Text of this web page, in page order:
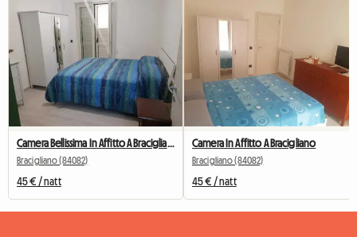
Bracigliano (84082)
45 € / natt
Camera In Affitto A Bracigliano
Bracigliano (84082)
45 € / natt